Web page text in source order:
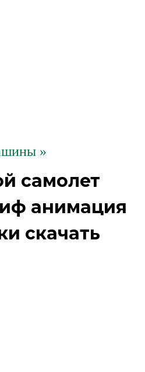
»
самолет
анимация
скачать